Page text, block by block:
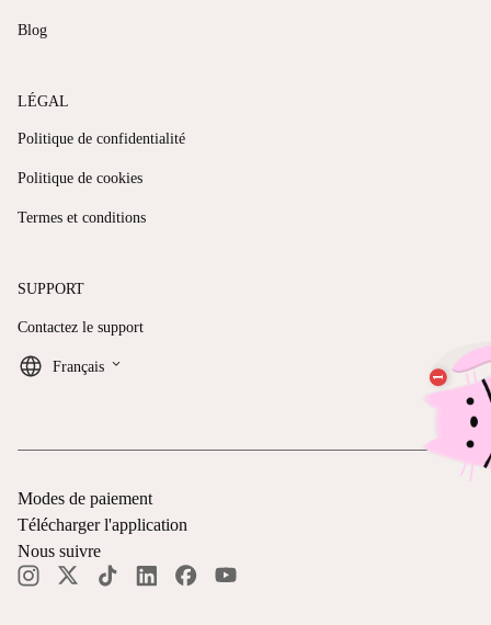
Blog
LÉGAL
Politique de confidentialité
Politique de cookies
Termes et conditions
SUPPORT
Contactez le support
Français keyboard_arrow_down
Modes de paiement
Télécharger l'application
Nous suivre